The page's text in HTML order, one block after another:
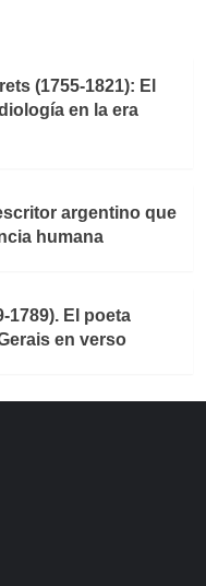
(1755-1821): El
en la era
argentino que
humana
1789). El poeta
en verso